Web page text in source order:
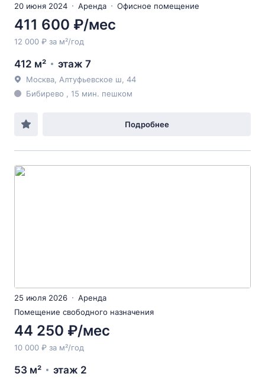
20 июня 2024 Аренда Офисное помещение
411 600 ₽/мес
12 000 ₽ за м²/год
412 м² этаж 7
Москва, Алтуфьевское ш, 44
Бибирево , 15 мин. пешком
Подробнее
25 июля 2026
Аренда
Помещение свободного назначения
44 250 ₽/мес
10 000 ₽ за м²/год
53 м² этаж 2